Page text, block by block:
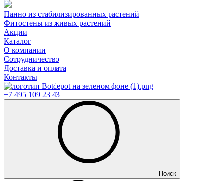
Панно из стабилизированных растений
Фитостены из живых растений
Акции
Каталог
О компании
Сотрудничество
Доставка и оплата
Контакты
+7 495 109 23 43
Поиск